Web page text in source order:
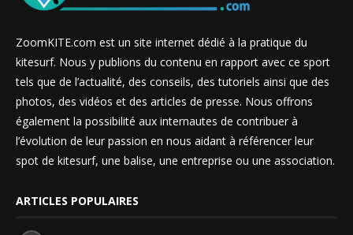
ZoomKITE.com est un site internet dédié à la pratique du
kitesurf. Nous y publions du contenu en rapport avec ce sport
tels que de l’actualité, des conseils, des tutoriels ainsi que des
photos, des vidéos et des articles de presse. Nous offrons
également la possibilité aux internautes de contribuer à
l’évolution de leur passion en nous aidant à référencer leur
spot de kitesurf, une balise, une entreprise ou une association.
ARTICLES POPULAIRES